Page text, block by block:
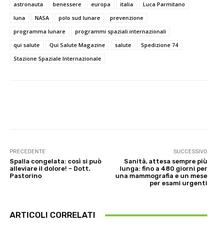
astronauta
benessere europa italia
Luca Parmitano
luna
NASA polo sud lunare
prevenzione
programma lunare
programmi spaziali internazionali
qui salute
Qui Salute Magazine salute
Spedizione 74
Stazione Spaziale Internazionale
PRECEDENTE
Spalla congelata: così si può
alleviare il dolore! – Dott.
Pastorino
SUCCESSIVO
Sanità, attesa sempre più
lunga: fino a 480 giorni per
una mammografia e un mese
per esami urgenti
ARTICOLI CORRELATI